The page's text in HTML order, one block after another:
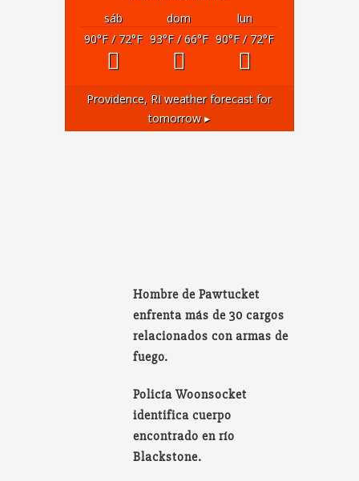
sáb dom
lun
90°F/ 72°F 93°F/ 66°F 90°F/ 72°F
Providence, RI weather forecast for
tomorrow ▸
Hombre de Pawtucket
enfrenta más de 30 cargos
relacionados con armas de
fuego.
Policía Woonsocket
identifica cuerpo
encontrado en río
Blackstone.